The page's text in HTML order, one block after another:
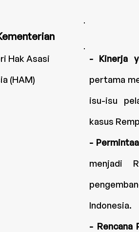
Hak Asasi
(HAM)
- Kinerja
pertama
isu-isu
kasus
-
menjadi
Indonesia.
- Rencana